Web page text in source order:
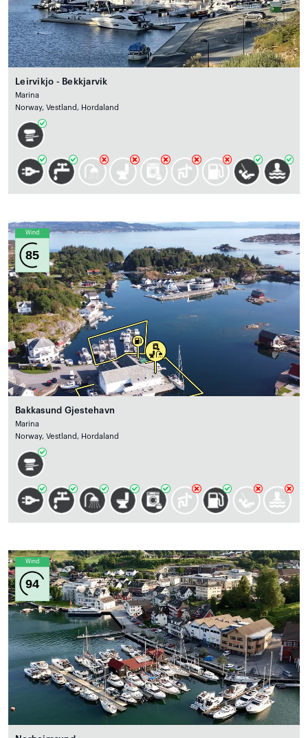
Leirvikjo - Bekkjarvik
Marina
Norway, Vestland, Hordaland
Wind
85
Bakkasund Gjestehavn
Marina
Norway, Vestland, Hordaland
Wind
94